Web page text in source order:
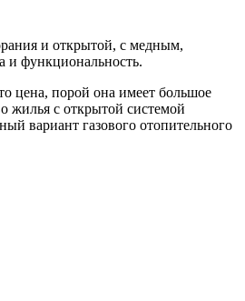
и открытой, с медным,
и функциональность.
цена, порой она имеет большое
жилья с открытой системой
вариант газового отопительного